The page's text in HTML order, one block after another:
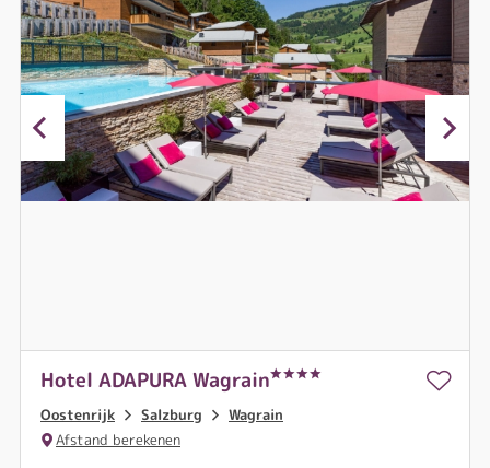
Hotel ADAPURA Wagrain
Oostenrijk Salzburg
Wagrain
Afstand berekenen